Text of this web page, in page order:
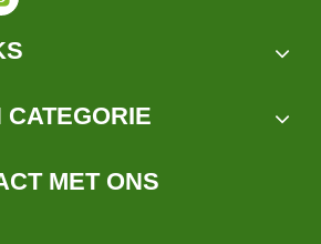
CATEGORIE
MET ONS